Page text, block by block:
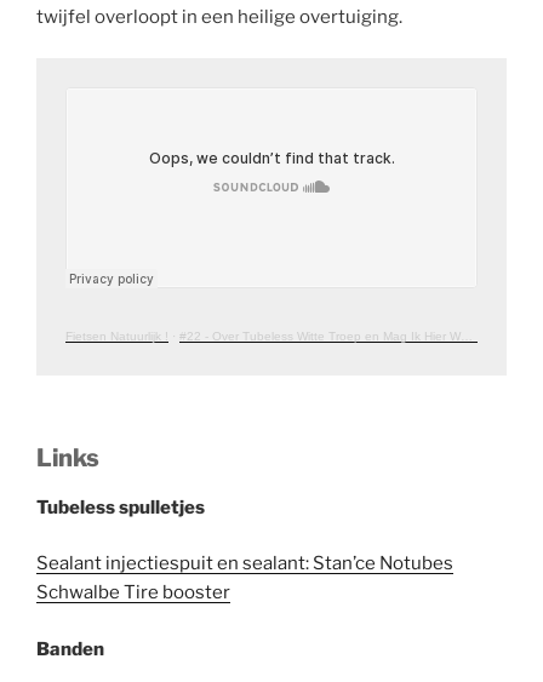
twijfel overloopt in een heilige overtuiging.
Fietsen Natuurlijk ! · #22 - Over Tubeless Witte Troep en Mag Ik Hier Wel In
Links
Tubeless spulletjes
Sealant injectiespuit en sealant: Stan’ce Notubes
Schwalbe Tire booster
Banden